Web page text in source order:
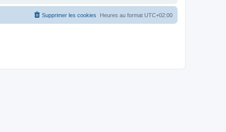
Heures au format UTC+02:00
Supprimer les cookies